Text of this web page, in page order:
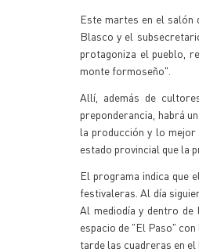
Este martes en el salón
Blasco y el
protagoniza el pueblo,
monte formoseño".
Allí, además de
preponderancia, habrá
la producción y lo
estado provincial que la
El programa indica que
festivaleras. Al día
Al mediodía y dentro
espacio de "El Paso"
tarde las cuadreras en el